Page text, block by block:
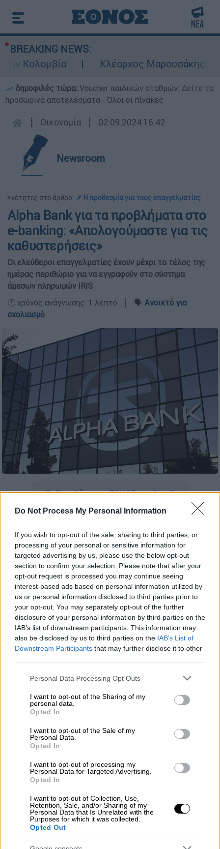
Do Not Process My Personal Information
If you wish to opt-out of the sale, sharing to third parties, or
processing of your personal or sensitive information for
targeted advertising by us, please use the below opt-out
section to confirm your selection. Please note that after your
opt-out request is processed you may continue seeing
interest-based ads based on personal information utilized by
us or personal information disclosed to third parties prior to
your opt-out. You may separately opt-out of the further
disclosure of your personal information by third parties on the
IAB’s list of downstream participants. This information may
also be disclosed by us to third parties on the IAB’s List of
Downstream Participants that may further disclose it to other
Please note that this website/app uses one or more Google
not limited to your visit or usage behaviour. You may click to
grant or deny consent to Google and its third-party tags to
use your data for below specified purposes in below Google
consent section.
Personal Data Processing Opt Outs
I want to opt-out of the Sharing of my
personal data.
Opted In
I want to opt-out of the Sale of my
Personal Data.
Opted In
I want to opt-out of processing my
Personal Data for Targeted Advertising.
Opted In
I want to opt-out of Collection, Use,
Retention, Sale, and/or Sharing of my
Personal Data that Is Unrelated with the
Purposes for which it was collected.
Opted Out
BREAKING NEWS:
Κολομβία
Κλέαρχος Μαρουσάκης:
δημοφιλές τώρα: Voucher παιδικών σταθμών: Δείτε τα
προσωρινά αποτελέσματα - Όλοι οι πίνακες
┋ Οικονομία ┋ 02.09.2024 16:42
Newsroom
Ενότητες στο άρθρο: 📌 Η προθεσμία για τους επαγγελματίες
Alpha Bank για τα προβλήματα στο
e-banking: «Απολογούμαστε για τις
καθυστερήσεις»
Οι ελεύθεροι επαγγελματίες έχουν μέχρι το τέλος της
ημέρας περιθώριο για να εγγραφούν στο σύστημα
άμεσων πληρωμών IRIS
🕛 χρόνος ανάγνωσης: 1 λεπτό ┋ 🗣️ Ανοικτό για
σχολιασμό
Προσθέστε το ΕΘΝΟΣ στη Google
Alpha Bankαντιμετωπίζουν οι χρήστες, ενώ
τοπρόβλημαδεν επιτρέπει και την
πρόσβαση στην υπηρεσία IRIS της
εφαρμογής.
Την ίδια ώρα, με μήνυμα της στην πλατφόρμα
X (πρώην Twitter) αναφέρει πως «θα θέλαμε
να απολογηθούμε στους πελάτες μαςγια τις
καθυστερήσεις στη σύνδεση και την
πραγματοποίησησυναλλαγώνπου
ΔΙΑΒΑΣΤΕ ΕΠΙΣΗΣ
«Έπεσε» το ebanking της Alpha Bank:
Σοβαρά τεχνικά προβλήματα για τους
χρήστες
Λυπούμαστε ειλικρινά για την ταλαιπωρία
εργαζόμαστε για την ταχύτερη δυνατή
επίλυση του ζητήματος
νέα ενημέρωση για την αποκατάσταση του.